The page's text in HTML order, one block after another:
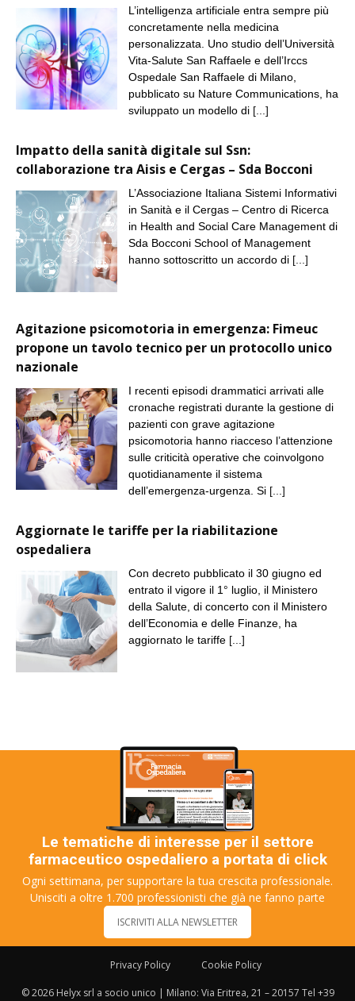
L’intelligenza artificiale entra sempre più
concretamente nella medicina
personalizzata. Uno studio dell’Università
Vita-Salute San Raffaele e dell’Irccs
Ospedale San Raffaele di Milano,
pubblicato su Nature Communications, ha
sviluppato un modello di [...]
Impatto della sanità digitale sul Ssn:
collaborazione tra Aisis e Cergas – Sda Bocconi
L’Associazione Italiana Sistemi Informativi
in Sanità e il Cergas – Centro di Ricerca
in Health and Social Care Management di
Sda Bocconi School of Management
hanno sottoscritto un accordo di [...]
Agitazione psicomotoria in emergenza: Fimeuc
propone un tavolo tecnico per un protocollo unico
nazionale
I recenti episodi drammatici arrivati alle
cronache registrati durante la gestione di
pazienti con grave agitazione
psicomotoria hanno riacceso l’attenzione
sulle criticità operative che coinvolgono
quotidianamente il sistema
dell’emergenza-urgenza. Si [...]
Aggiornate le tariffe per la riabilitazione
ospedaliera
Con decreto pubblicato il 30 giugno ed
entrato il vigore il 1° luglio, il Ministero
della Salute, di concerto con il Ministero
dell’Economia e delle Finanze, ha
aggiornato le tariffe [...]
Le tematiche di interesse per il settore
farmaceutico ospedaliero a portata di click
Ogni settimana, per supportare la tua crescita professionale.
Unisciti a oltre 1.700 professionisti che già ne fanno parte
ISCRIVITI ALLA NEWSLETTER
Privacy Policy Cookie Policy
© 2026 Helyx srl a socio unico | Milano: Via Eritrea, 21 – 20157 Tel +39